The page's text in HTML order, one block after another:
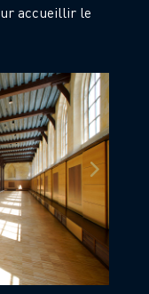
accueillir le